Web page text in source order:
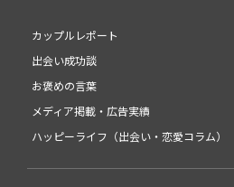
カップルレポート
出会い成功談
お褒めの言葉
メディア掲載・広告実績
ハッピーライフ（出会い・恋愛コラム）